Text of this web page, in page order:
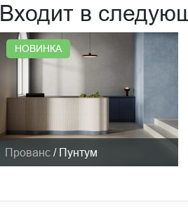
Входит в
НОВИНКА
Прованс / Пунтум